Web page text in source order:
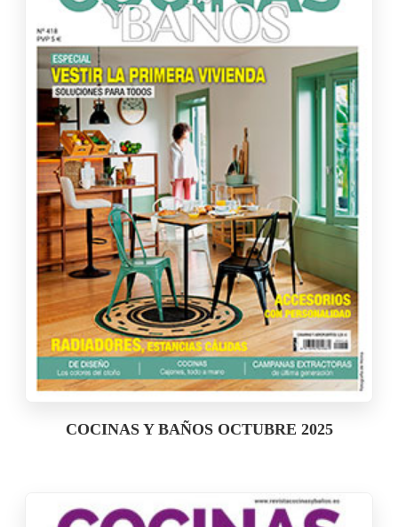
COCINAS Y BAÑOS OCTUBRE 2025